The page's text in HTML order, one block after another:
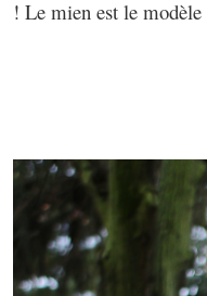
! Le mien est le modèle